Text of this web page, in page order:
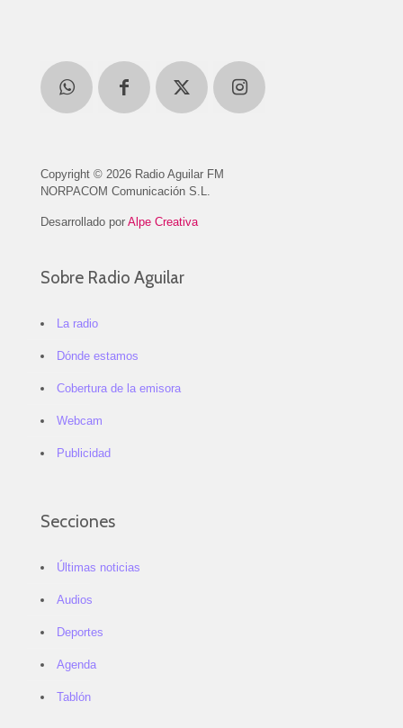
Copyright © 2026 Radio Aguilar FM
NORPACOM Comunicación S.L.
Desarrollado por Alpe Creativa
Sobre Radio Aguilar
La radio
Dónde estamos
Cobertura de la emisora
Webcam
Publicidad
Secciones
Últimas noticias
Audios
Deportes
Agenda
Tablón